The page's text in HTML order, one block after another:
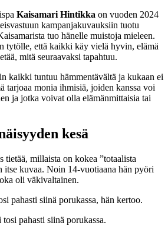
Kaisamari Hintikka on vuoden 2024
kampanjakuvauksiin tuotu
tuo hänelle muistoja mieleen.
tytölle, että kaikki käy vielä hyvin, elämä
mitä seuraavaksi tapahtuu.
kaikki tuntuu hämmentävältä ja kukaan ei
tarjoaa monia ihmisiä, joiden kanssa voi
ja jotka voivat olla elämänmittaisia tai
kesä
millaista on kokea ”totaalista
itse kuvaa. Noin 14-vuotiaana hän pyöri
oli väkivaltainen.
pahasti siinä porukassa, hän kertoo.
pahasti siinä porukassa.